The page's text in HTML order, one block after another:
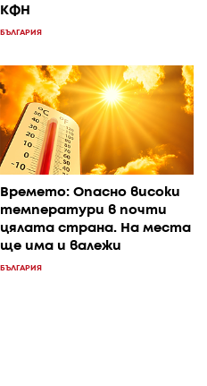
КФН
БЪЛГАРИЯ
Времето: Опасно високи
температури в почти
цялата страна. На места
ще има и валежи
БЪЛГАРИЯ